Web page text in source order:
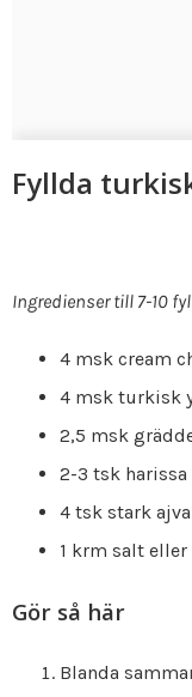
Fyllda
Ingredienser till 7-10
4 msk cream
4 msk turkisk
2,5 msk
2-3 tsk harissa
4 tsk stark
1 krm salt
Gör så här
Blanda